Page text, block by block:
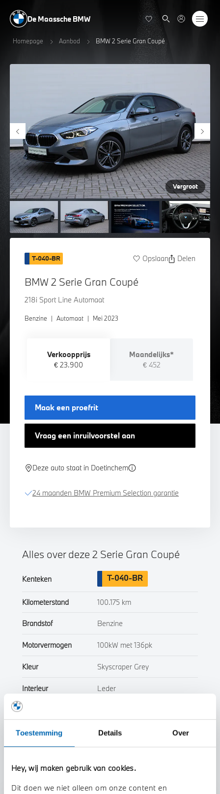
Toestemming Details Over
Hey, wij maken gebruik van cookies.
Dit doen we niet alleen om onze content en
De Maassche BMW
Homepage Aanbod BMW 2 Serie Gran Coupé
Vergroot
T-040-BR Opslaan Delen
BMW 2 Serie Gran Coupé
218i Sport Line Automaat
Benzine | Automaat | Mei 2023
Verkoopprijs
€ 23.900
Maandelijks*
€ 452
Maak een proefrit
Vraag een inruilvoorstel aan
Deze auto staat in Doetinchem
24 maanden BMW Premium Selection garantie
Alles over deze 2 Serie Gran Coupé
Kenteken T-040-BR
Kilometerstand 100.175 km
Brandstof Benzine
Motorvermogen 100kW met 136pk
Kleur Skyscraper Grey
Interieur Leder
Btw/Marge
Toon alle eigenschappen